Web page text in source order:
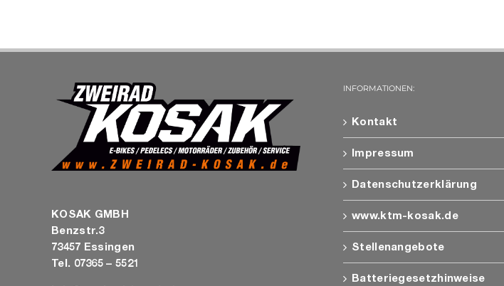
KOSAK GMBH
Benzstr.3
73457 Essingen
Tel. 07365 – 5521
INFORMATIONEN:
Kontakt
Impressum
Datenschutzerklärung
www.ktm-kosak.de
Stellenangebote
Batteriegesetzhinweise